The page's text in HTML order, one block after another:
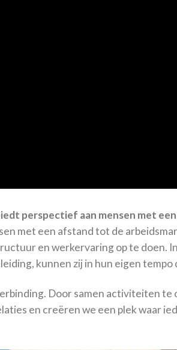
perspectief aan mensen met
met een afstand tot de
en werkervaring op te doen.
kunnen zij in hun eigen
Door samen activiteiten
en creëren we een plek waar